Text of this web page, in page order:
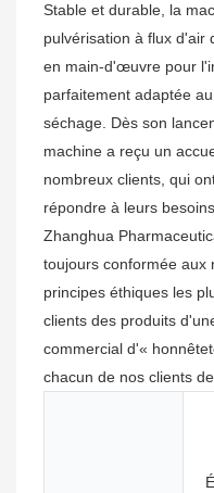
Stable et durable, la
pulvérisation à flux d'air
en main-d'œuvre pour
parfaitement adaptée
séchage. Dès son
machine a reçu un
nombreux clients, qui
répondre à leurs
Zhanghua
toujours conformée aux
principes éthiques les
clients des produits
commercial d'«
chacun de nos clients